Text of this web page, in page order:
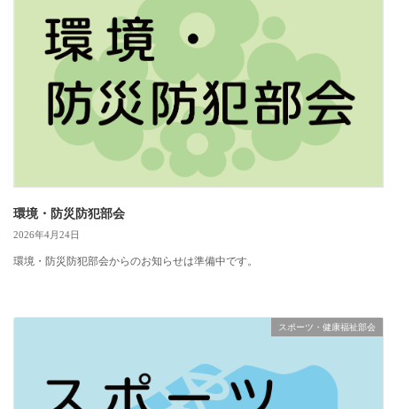
環境・防災防犯部会
2026年4月24日
環境・防災防犯部会からのお知らせは準備中です。
スポーツ・健康福祉部会